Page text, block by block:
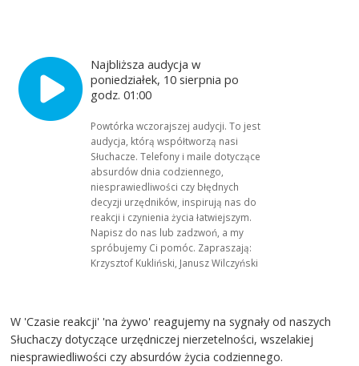
Najbliższa audycja w
poniedziałek, 10 sierpnia po
godz. 01:00
Powtórka wczorajszej audycji. To jest
audycja, którą współtworzą nasi
Słuchacze. Telefony i maile dotyczące
absurdów dnia codziennego,
niesprawiedliwości czy błędnych
decyzji urzędników, inspirują nas do
reakcji i czynienia życia łatwiejszym.
Napisz do nas lub zadzwoń, a my
spróbujemy Ci pomóc. Zapraszają:
Krzysztof Kukliński, Janusz Wilczyński
W 'Czasie reakcji' 'na żywo' reagujemy na sygnały od naszych
Słuchaczy dotyczące urzędniczej nierzetelności, wszelakiej
niesprawiedliwości czy absurdów życia codziennego.